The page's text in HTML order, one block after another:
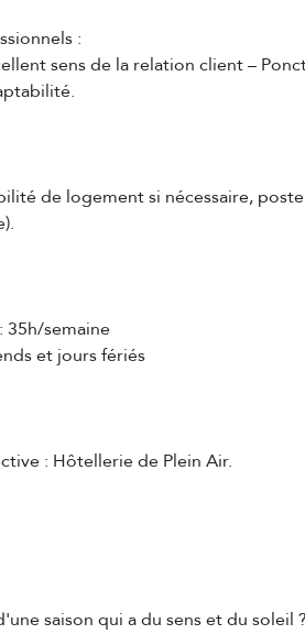
:
sens de la relation client –
de logement si nécessaire,
35h/semaine
et jours fériés
: Hôtellerie de Plein Air.
saison qui a du sens et du soleil